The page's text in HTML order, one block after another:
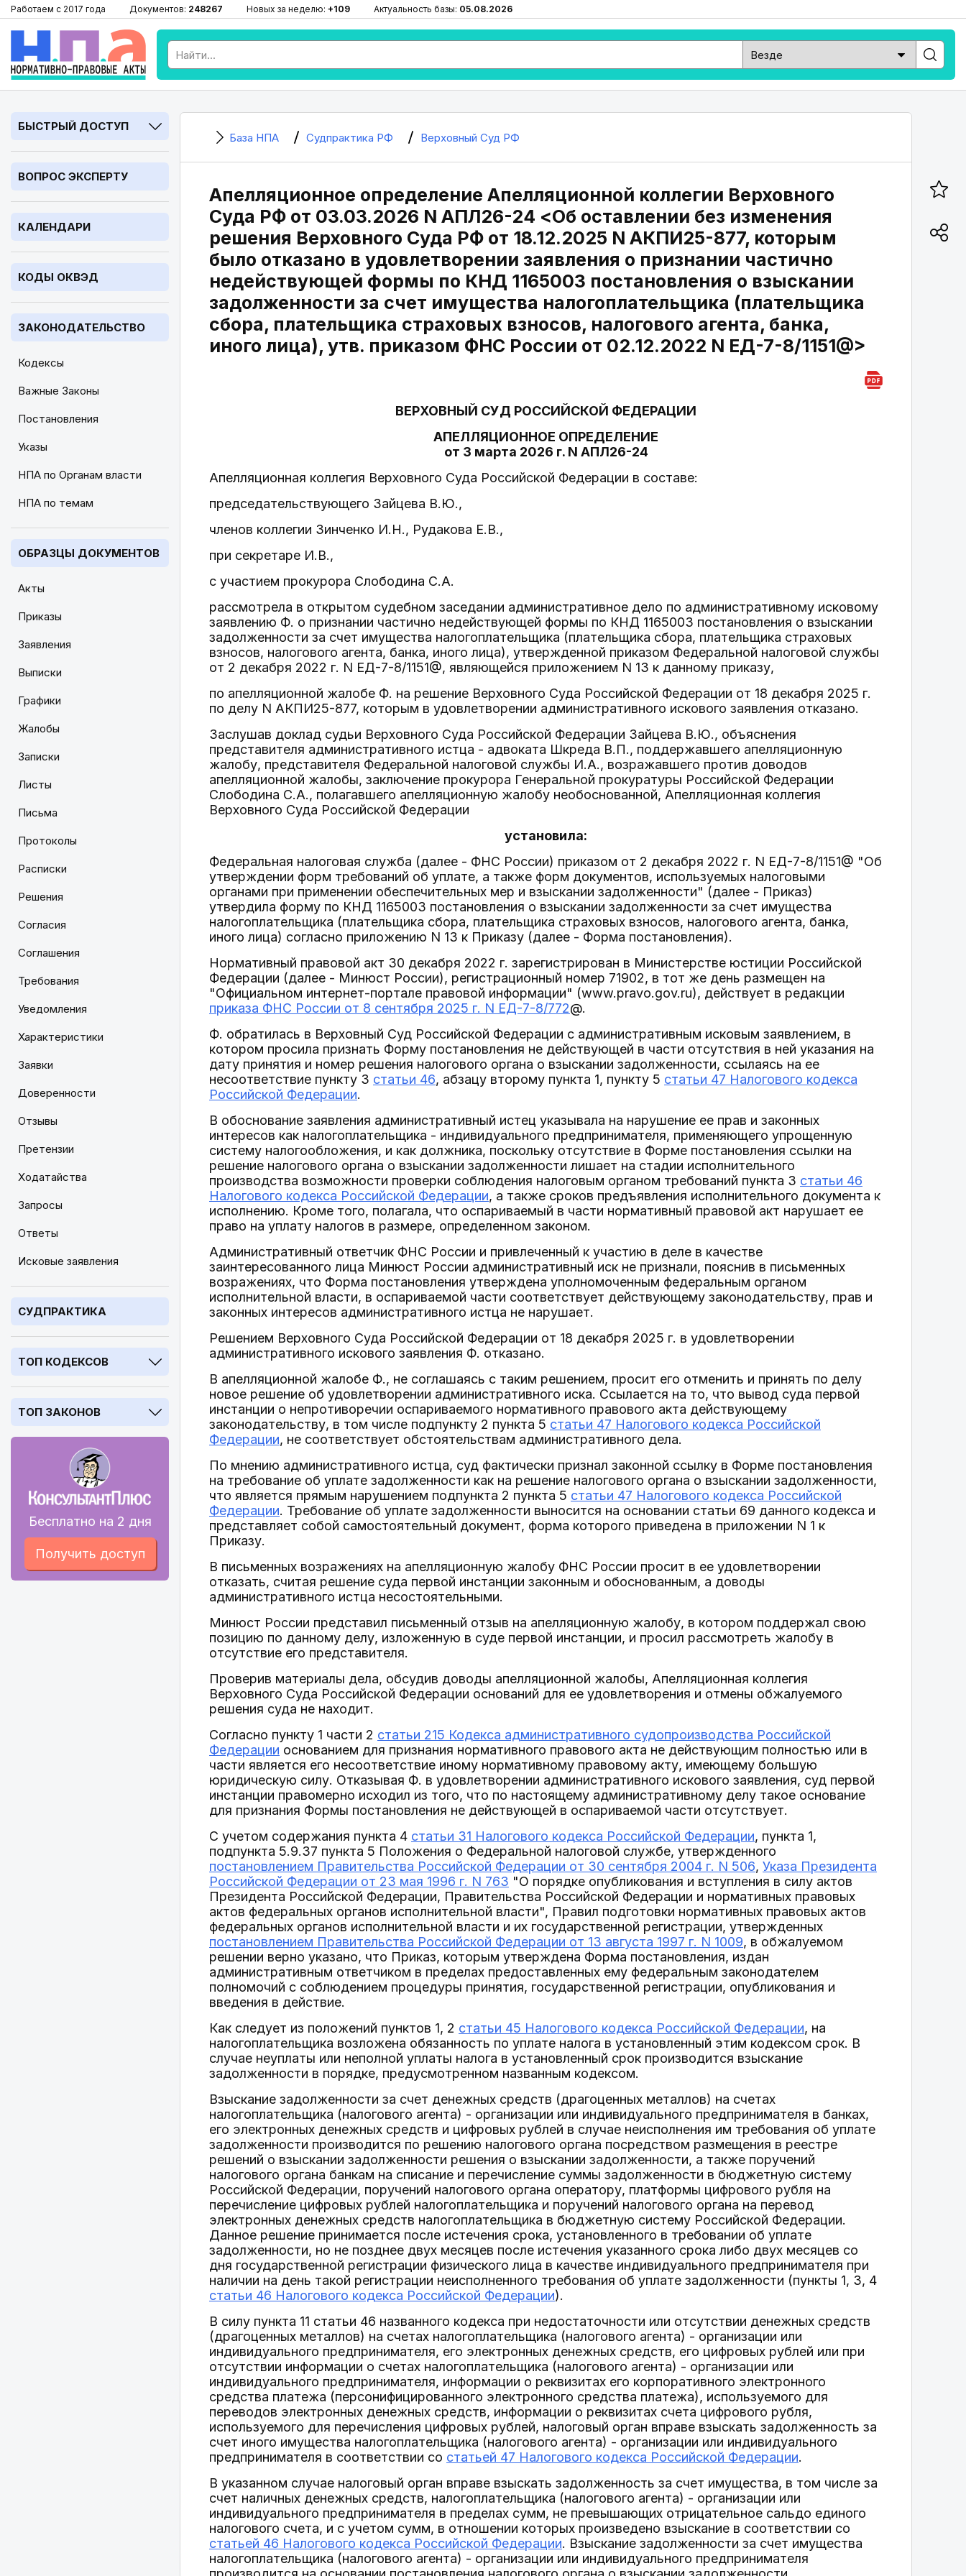
Работаем с 2017 года Документов: 248267 Новых за неделю: +109 Актуальность базы: 05.08.2026
БЫСТРЫЙ ДОСТУП
ВОПРОС ЭКСПЕРТУ
КАЛЕНДАРИ
КОДЫ ОКВЭД
ЗАКОНОДАТЕЛЬСТВО
Кодексы
Важные Законы
Постановления
Указы
НПА по Органам власти
НПА по темам
ОБРАЗЦЫ ДОКУМЕНТОВ
Акты
Приказы
Заявления
Выписки
Графики
Жалобы
Записки
Листы
Письма
Протоколы
Расписки
Решения
Согласия
Соглашения
Требования
Уведомления
Характеристики
Заявки
Доверенности
Отзывы
Претензии
Ходатайства
Запросы
Ответы
Исковые заявления
СУДПРАКТИКА
ТОП КОДЕКСОВ
ТОП ЗАКОНОВ
Бесплатно на 2 дня
Получить доступ
База НПА Судпрактика РФ Верховный Суд РФ
Апелляционное определение Апелляционной коллегии Верховного
Суда РФ от 03.03.2026 N АПЛ26-24 <Об оставлении без изменения
решения Верховного Суда РФ от 18.12.2025 N АКПИ25-877, которым
было отказано в удовлетворении заявления о признании частично
недействующей формы по КНД 1165003 постановления о взыскании
задолженности за счет имущества налогоплательщика (плательщика
сбора, плательщика страховых взносов, налогового агента, банка,
иного лица), утв. приказом ФНС России от 02.12.2022 N ЕД-7-8/1151@>
ВЕРХОВНЫЙ СУД РОССИЙСКОЙ ФЕДЕРАЦИИ
АПЕЛЛЯЦИОННОЕ ОПРЕДЕЛЕНИЕ
от 3 марта 2026 г. N АПЛ26-24
Апелляционная коллегия Верховного Суда Российской Федерации в составе:
председательствующего Зайцева В.Ю.,
членов коллегии Зинченко И.Н., Рудакова Е.В.,
при секретаре И.В.,
с участием прокурора Слободина С.А.
рассмотрела в открытом судебном заседании административное дело по административному исковому
заявлению Ф. о признании частично недействующей формы по КНД 1165003 постановления о взыскании
задолженности за счет имущества налогоплательщика (плательщика сбора, плательщика страховых
взносов, налогового агента, банка, иного лица), утвержденной приказом Федеральной налоговой службы
от 2 декабря 2022 г. N ЕД-7-8/1151@, являющейся приложением N 13 к данному приказу,
по апелляционной жалобе Ф. на решение Верховного Суда Российской Федерации от 18 декабря 2025 г.
по делу N АКПИ25-877, которым в удовлетворении административного искового заявления отказано.
Заслушав доклад судьи Верховного Суда Российской Федерации Зайцева В.Ю., объяснения
представителя административного истца - адвоката Шкреда В.П., поддержавшего апелляционную
жалобу, представителя Федеральной налоговой службы И.А., возражавшего против доводов
апелляционной жалобы, заключение прокурора Генеральной прокуратуры Российской Федерации
Слободина С.А., полагавшего апелляционную жалобу необоснованной, Апелляционная коллегия
Верховного Суда Российской Федерации
установила:
Федеральная налоговая служба (далее - ФНС России) приказом от 2 декабря 2022 г. N ЕД-7-8/1151@ "Об
утверждении форм требований об уплате, а также форм документов, используемых налоговыми
органами при применении обеспечительных мер и взыскании задолженности" (далее - Приказ)
утвердила форму по КНД 1165003 постановления о взыскании задолженности за счет имущества
налогоплательщика (плательщика сбора, плательщика страховых взносов, налогового агента, банка,
иного лица) согласно приложению N 13 к Приказу (далее - Форма постановления).
Нормативный правовой акт 30 декабря 2022 г. зарегистрирован в Министерстве юстиции Российской
Федерации (далее - Минюст России), регистрационный номер 71902, в тот же день размещен на
"Официальном интернет-портале правовой информации" (www.pravo.gov.ru), действует в редакции
приказа ФНС России от 8 сентября 2025 г. N ЕД-7-8/772@.
Ф. обратилась в Верховный Суд Российской Федерации с административным исковым заявлением, в
котором просила признать Форму постановления не действующей в части отсутствия в ней указания на
дату принятия и номер решения налогового органа о взыскании задолженности, ссылаясь на ее
несоответствие пункту 3 статьи 46, абзацу второму пункта 1, пункту 5 статьи 47 Налогового кодекса
Российской Федерации.
В обоснование заявления административный истец указывала на нарушение ее прав и законных
интересов как налогоплательщика - индивидуального предпринимателя, применяющего упрощенную
систему налогообложения, и как должника, поскольку отсутствие в Форме постановления ссылки на
решение налогового органа о взыскании задолженности лишает на стадии исполнительного
производства возможности проверки соблюдения налоговым органом требований пункта 3 статьи 46
Налогового кодекса Российской Федерации, а также сроков предъявления исполнительного документа к
исполнению. Кроме того, полагала, что оспариваемый в части нормативный правовой акт нарушает ее
право на уплату налогов в размере, определенном законом.
Административный ответчик ФНС России и привлеченный к участию в деле в качестве
заинтересованного лица Минюст России административный иск не признали, пояснив в письменных
возражениях, что Форма постановления утверждена уполномоченным федеральным органом
исполнительной власти, в оспариваемой части соответствует действующему законодательству, прав и
законных интересов административного истца не нарушает.
Решением Верховного Суда Российской Федерации от 18 декабря 2025 г. в удовлетворении
административного искового заявления Ф. отказано.
В апелляционной жалобе Ф., не соглашаясь с таким решением, просит его отменить и принять по делу
новое решение об удовлетворении административного иска. Ссылается на то, что вывод суда первой
инстанции о непротиворечии оспариваемого нормативного правового акта действующему
законодательству, в том числе подпункту 2 пункта 5 статьи 47 Налогового кодекса Российской
Федерации, не соответствует обстоятельствам административного дела.
По мнению административного истца, суд фактически признал законной ссылку в Форме постановления
на требование об уплате задолженности как на решение налогового органа о взыскании задолженности,
что является прямым нарушением подпункта 2 пункта 5 статьи 47 Налогового кодекса Российской
Федерации. Требование об уплате задолженности выносится на основании статьи 69 данного кодекса и
представляет собой самостоятельный документ, форма которого приведена в приложении N 1 к
Приказу.
В письменных возражениях на апелляционную жалобу ФНС России просит в ее удовлетворении
отказать, считая решение суда первой инстанции законным и обоснованным, а доводы
административного истца несостоятельными.
Минюст России представил письменный отзыв на апелляционную жалобу, в котором поддержал свою
позицию по данному делу, изложенную в суде первой инстанции, и просил рассмотреть жалобу в
отсутствие его представителя.
Проверив материалы дела, обсудив доводы апелляционной жалобы, Апелляционная коллегия
Верховного Суда Российской Федерации оснований для ее удовлетворения и отмены обжалуемого
решения суда не находит.
Согласно пункту 1 части 2 статьи 215 Кодекса административного судопроизводства Российской
Федерации основанием для признания нормативного правового акта не действующим полностью или в
части является его несоответствие иному нормативному правовому акту, имеющему большую
юридическую силу. Отказывая Ф. в удовлетворении административного искового заявления, суд первой
инстанции правомерно исходил из того, что по настоящему административному делу такое основание
для признания Формы постановления не действующей в оспариваемой части отсутствует.
С учетом содержания пункта 4 статьи 31 Налогового кодекса Российской Федерации, пункта 1,
подпункта 5.9.37 пункта 5 Положения о Федеральной налоговой службе, утвержденного
постановлением Правительства Российской Федерации от 30 сентября 2004 г. N 506, Указа Президента
Российской Федерации от 23 мая 1996 г. N 763 "О порядке опубликования и вступления в силу актов
Президента Российской Федерации, Правительства Российской Федерации и нормативных правовых
актов федеральных органов исполнительной власти", Правил подготовки нормативных правовых актов
федеральных органов исполнительной власти и их государственной регистрации, утвержденных
постановлением Правительства Российской Федерации от 13 августа 1997 г. N 1009, в обжалуемом
решении верно указано, что Приказ, которым утверждена Форма постановления, издан
административным ответчиком в пределах предоставленных ему федеральным законодателем
полномочий с соблюдением процедуры принятия, государственной регистрации, опубликования и
введения в действие.
Как следует из положений пунктов 1, 2 статьи 45 Налогового кодекса Российской Федерации, на
налогоплательщика возложена обязанность по уплате налога в установленный этим кодексом срок. В
случае неуплаты или неполной уплаты налога в установленный срок производится взыскание
задолженности в порядке, предусмотренном названным кодексом.
Взыскание задолженности за счет денежных средств (драгоценных металлов) на счетах
налогоплательщика (налогового агента) - организации или индивидуального предпринимателя в банках,
его электронных денежных средств и цифровых рублей в случае неисполнения им требования об уплате
задолженности производится по решению налогового органа посредством размещения в реестре
решений о взыскании задолженности решения о взыскании задолженности, а также поручений
налогового органа банкам на списание и перечисление суммы задолженности в бюджетную систему
Российской Федерации, поручений налогового органа оператору, платформы цифрового рубля на
перечисление цифровых рублей налогоплательщика и поручений налогового органа на перевод
электронных денежных средств налогоплательщика в бюджетную систему Российской Федерации.
Данное решение принимается после истечения срока, установленного в требовании об уплате
задолженности, но не позднее двух месяцев после истечения указанного срока либо двух месяцев со
дня государственной регистрации физического лица в качестве индивидуального предпринимателя при
наличии на день такой регистрации неисполненного требования об уплате задолженности (пункты 1, 3, 4
статьи 46 Налогового кодекса Российской Федерации).
В силу пункта 11 статьи 46 названного кодекса при недостаточности или отсутствии денежных средств
(драгоценных металлов) на счетах налогоплательщика (налогового агента) - организации или
индивидуального предпринимателя, его электронных денежных средств, его цифровых рублей или при
отсутствии информации о счетах налогоплательщика (налогового агента) - организации или
индивидуального предпринимателя, информации о реквизитах его корпоративного электронного
средства платежа (персонифицированного электронного средства платежа), используемого для
переводов электронных денежных средств, информации о реквизитах счета цифрового рубля,
используемого для перечисления цифровых рублей, налоговый орган вправе взыскать задолженность за
счет иного имущества налогоплательщика (налогового агента) - организации или индивидуального
предпринимателя в соответствии со статьей 47 Налогового кодекса Российской Федерации.
В указанном случае налоговый орган вправе взыскать задолженность за счет имущества, в том числе за
счет наличных денежных средств, налогоплательщика (налогового агента) - организации или
индивидуального предпринимателя в пределах сумм, не превышающих отрицательное сальдо единого
налогового счета, и с учетом сумм, в отношении которых произведено взыскание в соответствии со
статьей 46 Налогового кодекса Российской Федерации. Взыскание задолженности за счет имущества
налогоплательщика (налогового агента) - организации или индивидуального предпринимателя